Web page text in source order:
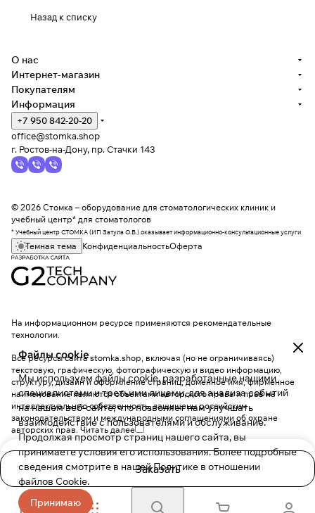
Назад к списку
Заказать
Файлы cookie
Мы используем файлы cookie, разработанные нашими
специалистами и третьими лицами, для анализа событий
на нашем веб-сайте, что позволяет нам улучшать
взаимодействие с пользователями и обслуживание.
Продолжая просмотр страниц нашего сайта, вы
принимаете условия его использования. Более подробные
сведения смотрите в нашейПолитике в отношении
файлов Cookie.
Принимаю
О нас
Интернет-магазин
Покупателям
Информация
+7 950 842-20-20
office@stomka.shop
г. Ростов-на-Дону, пр. Стачки 143
© 2026 Стомка – оборудование для стоматологических клиник и
учебный центр* для стоматологов
* Учебный центр СТОМКА (ИП Затула О.В.) оказывает информационно-консультационные услуги
Темная тема КонфиденциальностьОферта
На информационном ресурсе применяются рекомендательные
технологии.
Все ресурсы сайта stomka.shop, включая (но не ограничиваясь)
текстовую, графическую, фотографическую и видео информацию,
структуру, дизайн и оформление страниц, доменное имя, фирменное
наименование являются объектами авторского права и прав на
интеллектуальную собственность, защищены российским
законодательством и международными соглашениями об охране
авторских прав. Читать далее